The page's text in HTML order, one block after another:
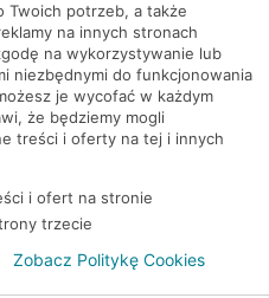
Wszelkie prawa zastrzeżone
Twoich potrzeb, a także
na innych stronach
na wykorzystywanie lub
niezbędnymi do funkcjonowania
je wycofać w każdym
że będziemy mogli
treści i oferty na tej i innych
i ofert na stronie
trzecie
Zobacz Politykę Cookies